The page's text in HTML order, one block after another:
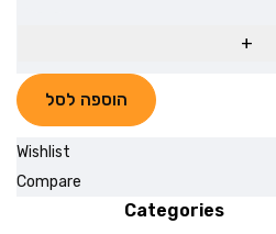
הוספה לסל
Wishlist
Compare
Categories